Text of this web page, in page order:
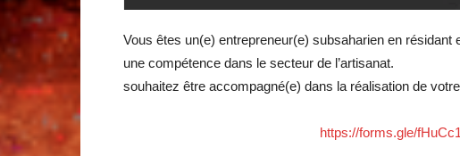
Vous êtes un(e) entrepreneur(e) subsaharien en résidant
une compétence dans le secteur de l’artisanat.
souhaitez être accompagné(e) dans la réalisation de
https://forms.gle/